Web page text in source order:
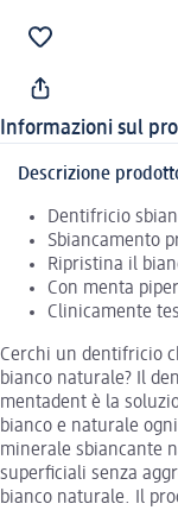
Informazioni sul
Descrizione
Dentifricio
Sbiancamento
Ripristina il
Con menta
Clinicamente
Cerchi un dentifricio
bianco naturale? Il
mentadent è la
bianco e naturale
minerale sbiancante
superficiali senza
bianco naturale. Il